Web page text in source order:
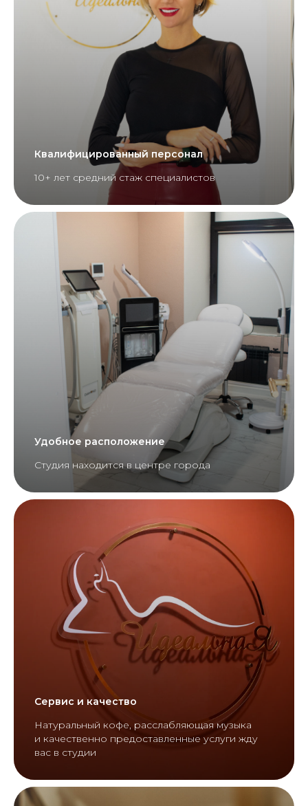
Квалифицированный персонал
10+ лет средний стаж специалистов
Удобное расположение
Студия находится в центре города
Сервис и качество
Натуральный кофе, расслабляющая музыка
и качественно предоставленные услуги жду
вас в студии
ЛОКАЦИЯ
Павелецкая